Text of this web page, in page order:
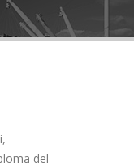
del